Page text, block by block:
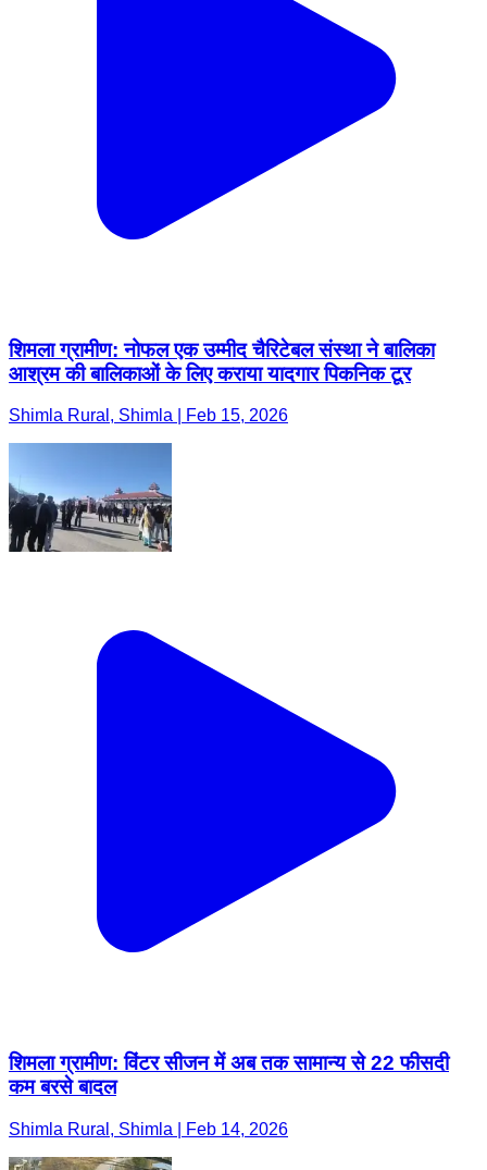
शिमला ग्रामीण: नोफल एक उम्मीद चैरिटेबल संस्था ने बालिका
आश्रम की बालिकाओं के लिए कराया यादगार पिकनिक टूर
Shimla Rural, Shimla | Feb 15, 2026
शिमला ग्रामीण: विंटर सीजन में अब तक सामान्य से 22 फीसदी
कम बरसे बादल
Shimla Rural, Shimla | Feb 14, 2026